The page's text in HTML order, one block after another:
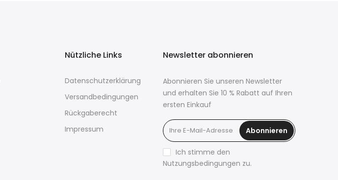
Nützliche Links
Datenschutzerklärung
Versandbedingungen
Rückgaberecht
Impressum
Newsletter abonnieren
Abonnieren Sie unseren Newsletter
und erhalten Sie 10 % Rabatt auf Ihren
ersten Einkauf
Abonnieren
Ich stimme den
Nutzungsbedingungen zu.